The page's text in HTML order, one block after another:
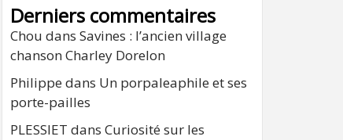
Derniers commentaires
Chou dans Savines : l’ancien village
chanson Charley Dorelon
Philippe dans Un porpaleaphile et ses
porte-pailles
PLESSIET dans Curiosité sur les